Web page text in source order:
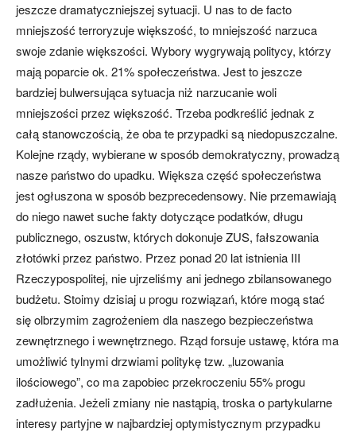
jeszcze dramatyczniejszej sytuacji. U nas to de facto
mniejszość terroryzuje większość, to mniejszość narzuca
swoje zdanie większości. Wybory wygrywają politycy, którzy
mają poparcie ok. 21% społeczeństwa. Jest to jeszcze
bardziej bulwersująca sytuacja niż narzucanie woli
mniejszości przez większość. Trzeba podkreślić jednak z
całą stanowczością, że oba te przypadki są niedopuszczalne.
Kolejne rządy, wybierane w sposób demokratyczny, prowadzą
nasze państwo do upadku. Większa część społeczeństwa
jest ogłuszona w sposób bezprecedensowy. Nie przemawiają
do niego nawet suche fakty dotyczące podatków, długu
publicznego, oszustw, których dokonuje ZUS, fałszowania
złotówki przez państwo. Przez ponad 20 lat istnienia III
Rzeczypospolitej, nie ujrzeliśmy ani jednego zbilansowanego
budżetu. Stoimy dzisiaj u progu rozwiązań, które mogą stać
się olbrzymim zagrożeniem dla naszego bezpieczeństwa
zewnętrznego i wewnętrznego. Rząd forsuje ustawę, która ma
umożliwić tylnymi drzwiami politykę tzw. „luzowania
ilościowego”, co ma zapobiec przekroczeniu 55% progu
zadłużenia. Jeżeli zmiany nie nastąpią, troska o partykularne
interesy partyjne w najbardziej optymistycznym przypadku